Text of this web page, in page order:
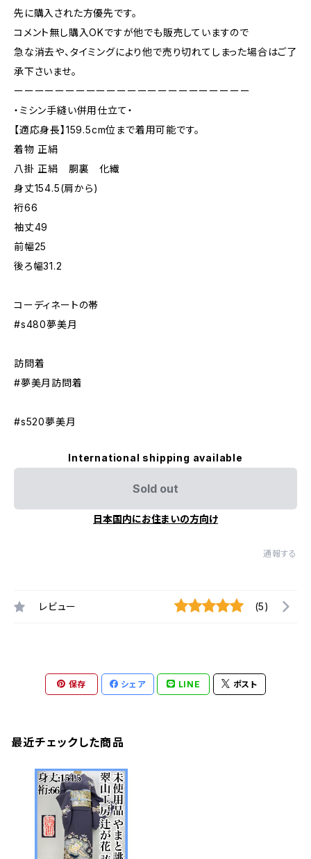
先に購入された方優先です。
コメント無し購入OKですが他でも販売していますので
急な消去や、タイミングにより他で売り切れてしまった場合はご了
承下さいませ。
ーーーーーーーーーーーーーーーーーーーーーーー
・ミシン手縫い併用仕立て・
【適応身長】159.5cm位まで着用可能です。
着物 正絹
八掛 正絹 胴裏 化繊
身丈154.5(肩から)
裄66
袖丈49
前幅25
後ろ幅31.2
コーディネートの帯
#s480夢美月
訪問着
#夢美月訪問着
#s520夢美月
International shipping available
Sold out
日本国内にお住まいの方向け
通報する
レビュー (5)
保存 シェア LINE ポスト
最近チェックした商品